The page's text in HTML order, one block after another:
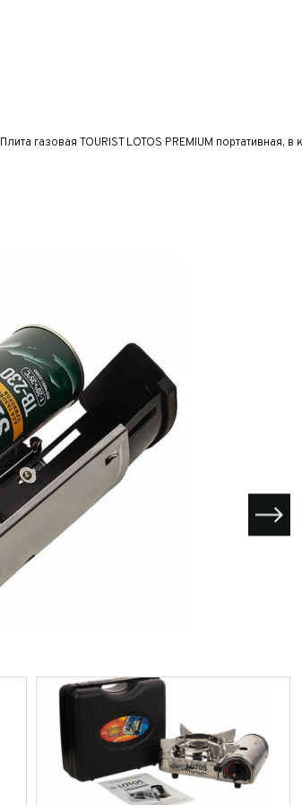
Плита газовая TOURIST LOTOS PREMIUM портативная, в